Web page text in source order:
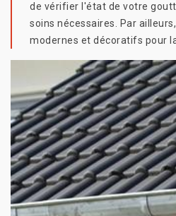
de vérifier l'état de votre
soins nécessaires. Par
modernes et décoratifs pour